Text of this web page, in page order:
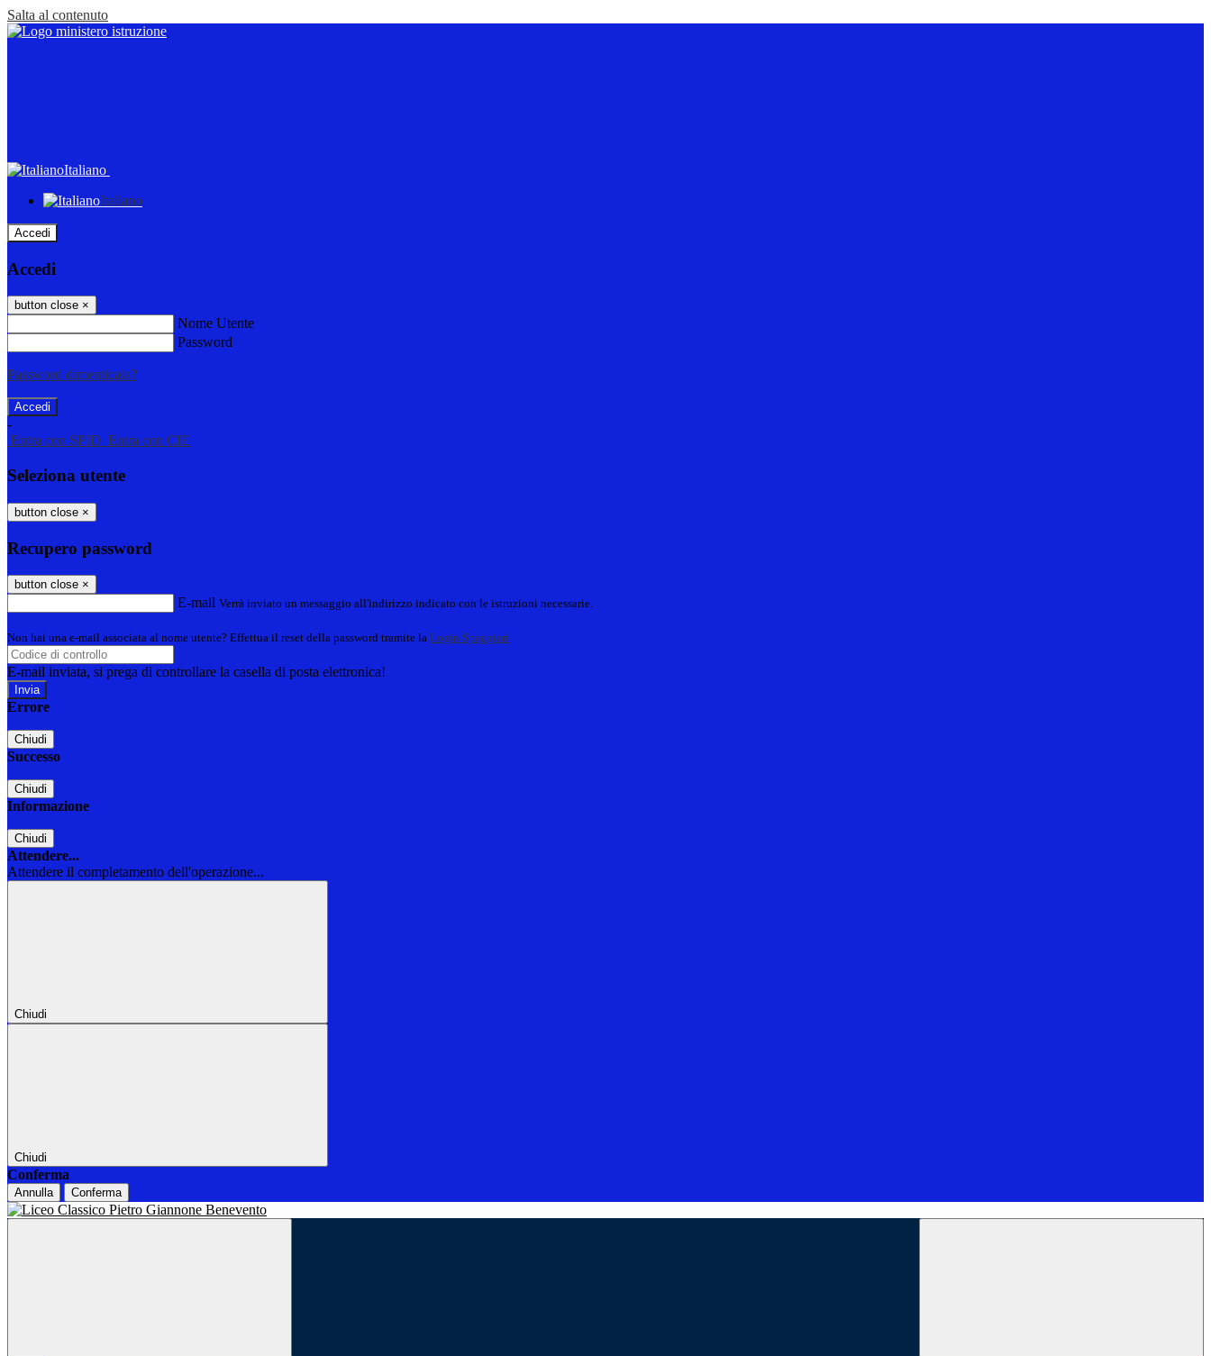
Salta al contenuto
Italiano
Italiano
Accedi
Accedi
button close ×
Nome Utente
Password
Password dimenticata?
-
Entra con SPID Entra con CIE
Seleziona utente
button close ×
Recupero password
button close ×
E-mail Verrà inviato un messaggio all'indirizzo indicato con le istruzioni necessarie.
Non hai una e-mail associata al nome utente? Effettua il reset della password tramite la Login Spaggiari
E-mail inviata, si prega di controllare la casella di posta elettronica!
Errore
Chiudi
Successo
Chiudi
Informazione
Chiudi
Attendere...
Attendere il completamento dell'operazione...
Chiudi
Chiudi
Conferma
Annulla Conferma